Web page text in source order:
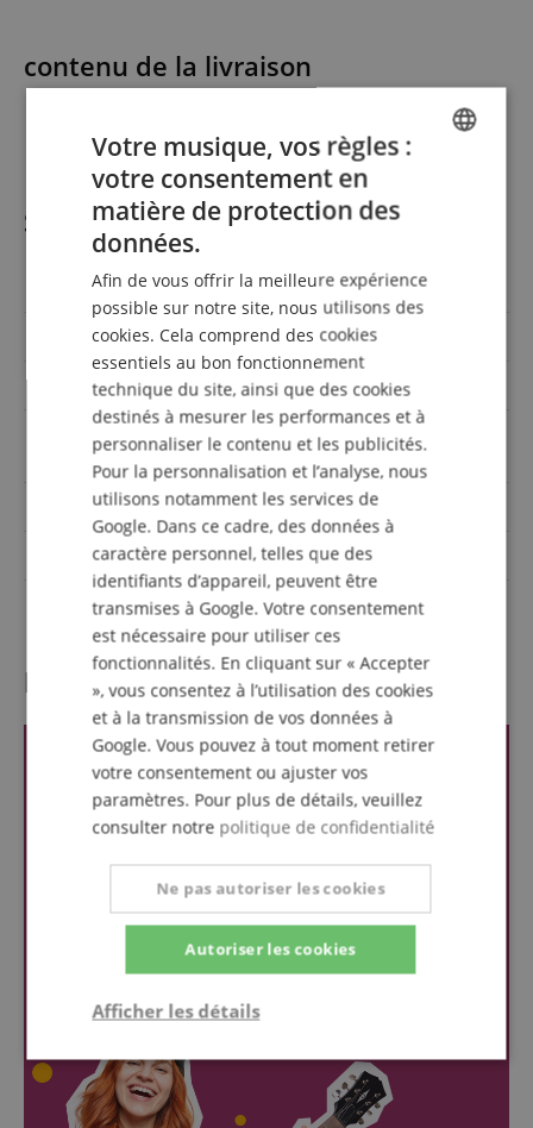
contenu de la livraison
1 x câble secteur
Spécifications
Réf produit 00118902
Actif / Passif Actif
Impédance -
Puissance nominale
(Watts)
50
Couleur Noir
Haut-parleurs 1x 12 Zoll
Roues incluses Non
l'évaluation des clients
FRENCH
SPANISH
Votre musique, vos règles :
votre consentement en
matière de protection des
données.
Afin de vous offrir la meilleure expérience
possible sur notre site, nous utilisons des
cookies. Cela comprend des cookies
essentiels au bon fonctionnement
technique du site, ainsi que des cookies
destinés à mesurer les performances et à
personnaliser le contenu et les publicités.
Pour la personnalisation et l’analyse, nous
utilisons notamment les services de
Google. Dans ce cadre, des données à
caractère personnel, telles que des
identifiants d’appareil, peuvent être
transmises à Google. Votre consentement
est nécessaire pour utiliser ces
fonctionnalités. En cliquant sur « Accepter
», vous consentez à l’utilisation des cookies
et à la transmission de vos données à
Google. Vous pouvez à tout moment retirer
votre consentement ou ajuster vos
paramètres. Pour plus de détails, veuillez
consulter notre politique de confidentialité
Autoriser les cookies
Ne pas autoriser les cookies
Afficher les détails
Strictement
nécessaire
Performance Ciblage